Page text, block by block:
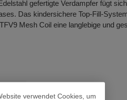
gefertigte Verdampfer fügt
Das kindersichere Top-Fill-
Mesh Coil eine langlebige und
verwendet Cookies, um